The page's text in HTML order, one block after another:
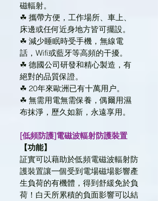
磁輻射。
☘ 攜帶方便，工作場所、車上、
床邊或任何近身地方皆可擺設。
☘ 減少睡眠時受手機，無線電
話，Wifi或藍牙等高頻的干擾。
☘ 德國公司研發和精心製造，有
絕對的品質保證。
☘ 20年來歐洲已有十萬用户。
☘ 無需用電無需保養，偶爾用濕
布抹淨，歷久如新，永遠享用。
[低頻防護]電磁波輻射防護裝置
【功能】
証實可以藉助於低頻電磁波輻射防
護裝置讓一個受到電場磁場影響產
生負荷的有機體，得到舒緩免於負
荷！白天所累積的負面影響可以結